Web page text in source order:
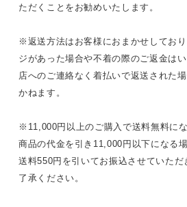
ただくことをお勧めいたします。
※返送方法はお客様におまかせしてお
ジがあった場合や不着の際のご返金は
店へのご連絡なく着払いで返送された
かねます。
※11,000円以上のご購入で送料無料に
商品の代金を引き11,000円以下になる
送料550円を引いてお振込させていた
了承ください。